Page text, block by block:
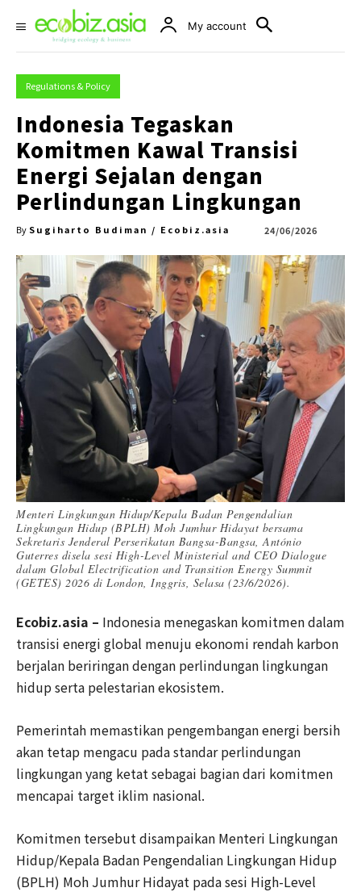
My account
Regulations & Policy
Indonesia Tegaskan
Komitmen Kawal Transisi
Energi Sejalan dengan
Perlindungan Lingkungan
By Sugiharto Budiman / Ecobiz.asia 24/06/2026
Menteri Lingkungan Hidup/Kepala Badan Pengendalian
Lingkungan Hidup (BPLH) Moh Jumhur Hidayat bersama
Sekretaris Jenderal Perserikatan Bangsa-Bangsa, António
Guterres disela sesi High-Level Ministerial and CEO Dialogue
dalam Global Electrification and Transition Energy Summit
(GETES) 2026 di London, Inggris, Selasa (23/6/2026).
Ecobiz.asia – Indonesia menegaskan komitmen dalam
transisi energi global menuju ekonomi rendah karbon
berjalan beriringan dengan perlindungan lingkungan
hidup serta pelestarian ekosistem.
Pemerintah memastikan pengembangan energi bersih
akan tetap mengacu pada standar perlindungan
lingkungan yang ketat sebagai bagian dari komitmen
mencapai target iklim nasional.
Komitmen tersebut disampaikan Menteri Lingkungan
Hidup/Kepala Badan Pengendalian Lingkungan Hidup
(BPLH) Moh Jumhur Hidayat pada sesi High-Level